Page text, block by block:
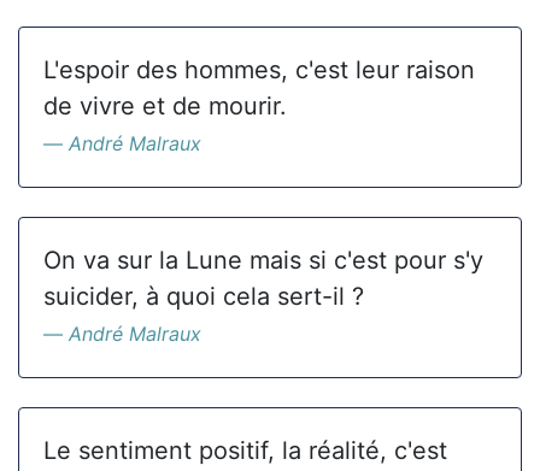
L'espoir des hommes, c'est leur raison
de vivre et de mourir.
André Malraux
On va sur la Lune mais si c'est pour s'y
suicider, à quoi cela sert-il ?
André Malraux
Le sentiment positif, la réalité, c'est